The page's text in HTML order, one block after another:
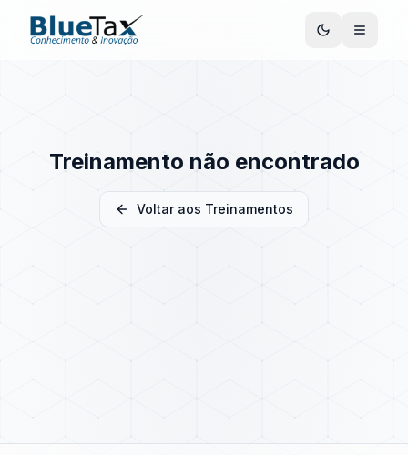
Treinamento não encontrado
Voltar aos Treinamentos